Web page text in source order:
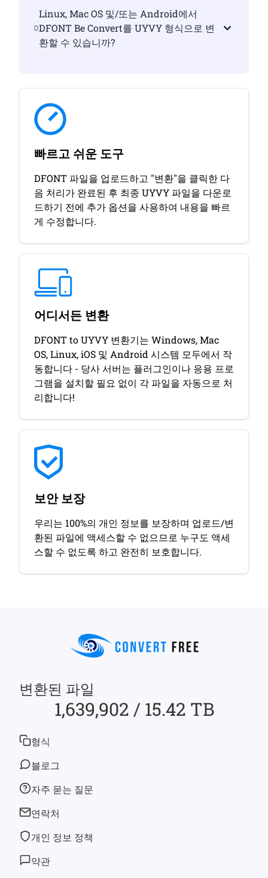
Linux, Mac OS 및/또는 Android에서
DFONT Be Convert를 UYVY 형식으로 변
환할 수 있습니까?
빠르고 쉬운 도구
DFONT 파일을 업로드하고 "변환"을 클릭한 다
음 처리가 완료된 후 최종 UYVY 파일을 다운로
드하기 전에 추가 옵션을 사용하여 내용을 빠르
게 수정합니다.
어디서든 변환
DFONT to UYVY 변환기는 Windows, Mac
OS, Linux, iOS 및 Android 시스템 모두에서 작
동합니다 - 당사 서버는 플러그인이나 응용 프로
그램을 설치할 필요 없이 각 파일을 자동으로 처
리합니다!
보안 보장
우리는 100%의 개인 정보를 보장하며 업로드/변
환된 파일에 액세스할 수 없으므로 누구도 액세
스할 수 없도록 하고 완전히 보호합니다.
변환된 파일
1,639,902 / 15.42 TB
형식
블로그
자주 묻는 질문
연락처
개인 정보 정책
약관